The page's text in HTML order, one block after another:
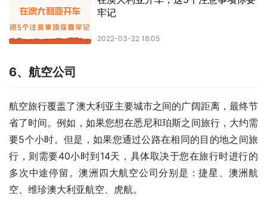
6、航空公司
航空旅行覆盖了澳大利亚主要城市之间的广阔距离，最终节
省了时间。例如，如果您想在悉尼和珀斯之间旅行，大约需
要5个小时。但是，如果您通过公路在相同的目的地之间旅
行，则需要40小时到14天，具体取决于您在旅行时进行的
多次中途停留。澳洲四大航空公司分别是：捷星、澳洲航
空、维珍澳大利亚航空、虎航。